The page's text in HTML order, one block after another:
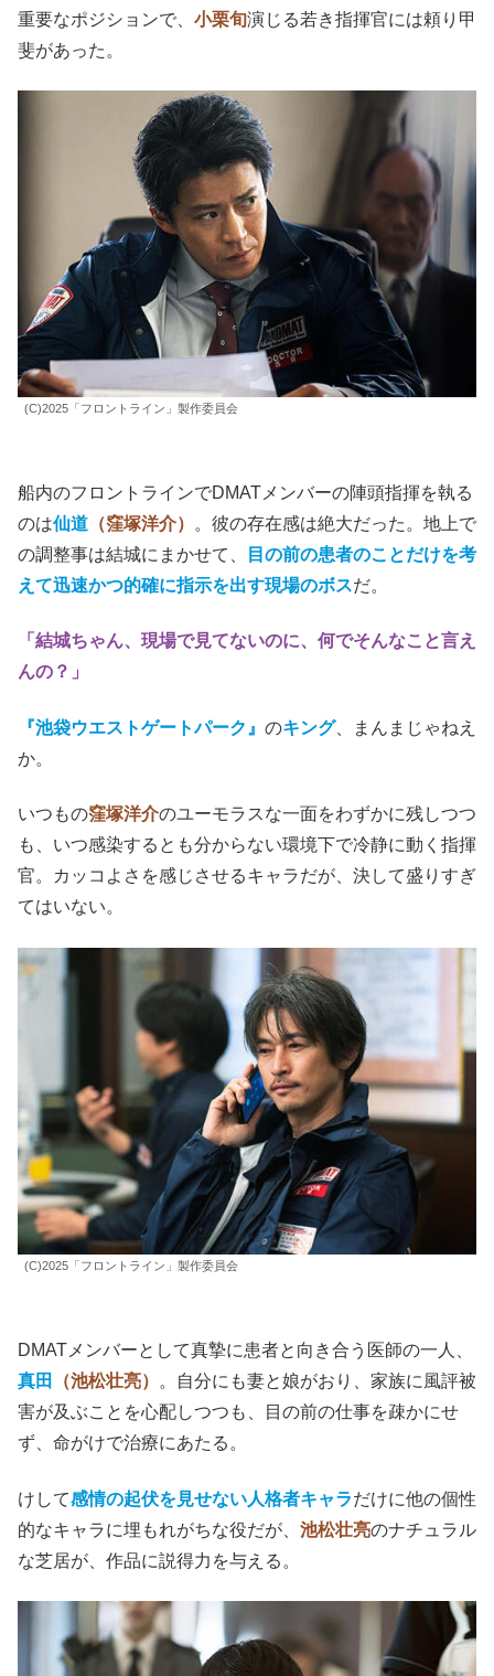
重要なポジションで、 小栗旬演じる若き指揮官には頼り甲
斐があった。
(C)2025「フロントライン」製作委員会
船内のフロントラインでDMATメンバーの陣頭指揮を執る
のは仙道 （窪塚洋介）
。彼の存在感は絶大だった。地上で
の調整事は結城にまかせて、
目の前の患者のことだけを考
えて迅速かつ的確に指示を出す現場のボスだ。
「結城ちゃん、現場で見てないのに、何でそんなこと言え
んの？」
『池袋ウエストゲートパーク』 のキング、まんまじゃねえ
か。
いつもの窪塚洋介のユーモラスな一面をわずかに残しつつ
も、いつ感染するとも分からない環境下で冷静に動く指揮
官。カッコよさを感じさせるキャラだが、決して盛りすぎ
てはいない。
(C)2025「フロントライン」製作委員会
DMATメンバーとして真摯に患者と向き合う医師の一人、
真田
（池松壮亮）
。自分にも妻と娘がおり、家族に風評被
害が及ぶことを心配しつつも、目の前の仕事を疎かにせ
ず、命がけで治療にあたる。
けして感情の起伏を見せない人格者キャラだけに他の個性
的なキャラに埋もれがちな役だが、 池松壮亮のナチュラル
な芝居が、作品に説得力を与える。